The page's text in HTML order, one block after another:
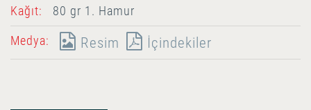
Kağıt: 80 gr 1. Hamur
Medya: Resim İçindekiler